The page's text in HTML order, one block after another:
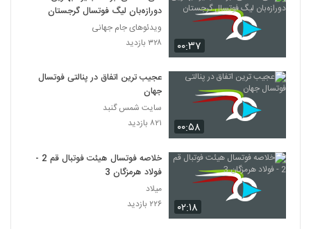
۰۰:۳۷
دورازه‌بان لیگ فوتسال گرجستان
ویدئوهای جام جهانی
۳۲۸ بازدید
۰۰:۵۸
عجیب ترین اتفاق در پنالتی فوتسال
جهان
سایت شمس گنبد
۸۲۱ بازدید
۰۲:۱۸
خلاصه فوتسال هیئت فوتبال قم 2 -
فولاد هرمزگان 3
میلاد
۲۲۶ بازدید